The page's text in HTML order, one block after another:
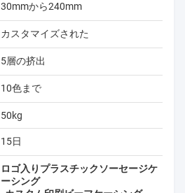
30mmから240mm
カスタマイズされた
5層の挤出
10色まで
50kg
15日
ロゴ入りプラスチックソーセージケ
ーシング